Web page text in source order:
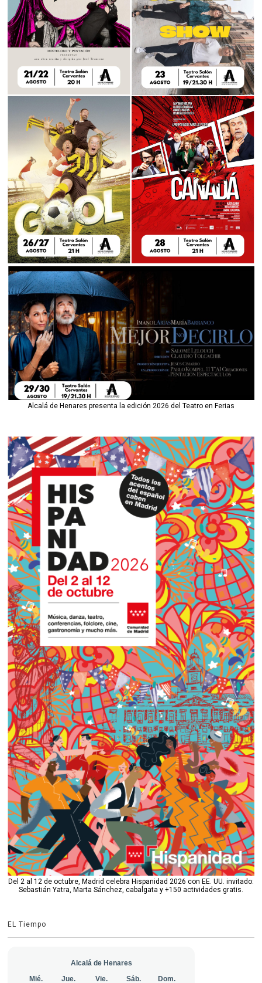
Alcalá de Henares presenta la edición 2026 del Teatro en Ferias
Del 2 al 12 de octubre, Madrid celebra Hispanidad 2026 con EE. UU. invitado:
Sebastián Yatra, Marta Sánchez, cabalgata y +150 actividades gratis.
EL Tiempo